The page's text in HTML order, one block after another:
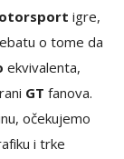
igre,
o tome da
ekvivalenta,
GT fanova.
očekujemo
i trke